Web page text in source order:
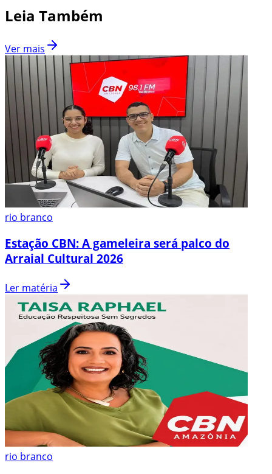
Leia Também
Ver mais
rio branco
Estação CBN: A gameleira será palco do
Arraial Cultural 2026
Ler matéria
rio branco